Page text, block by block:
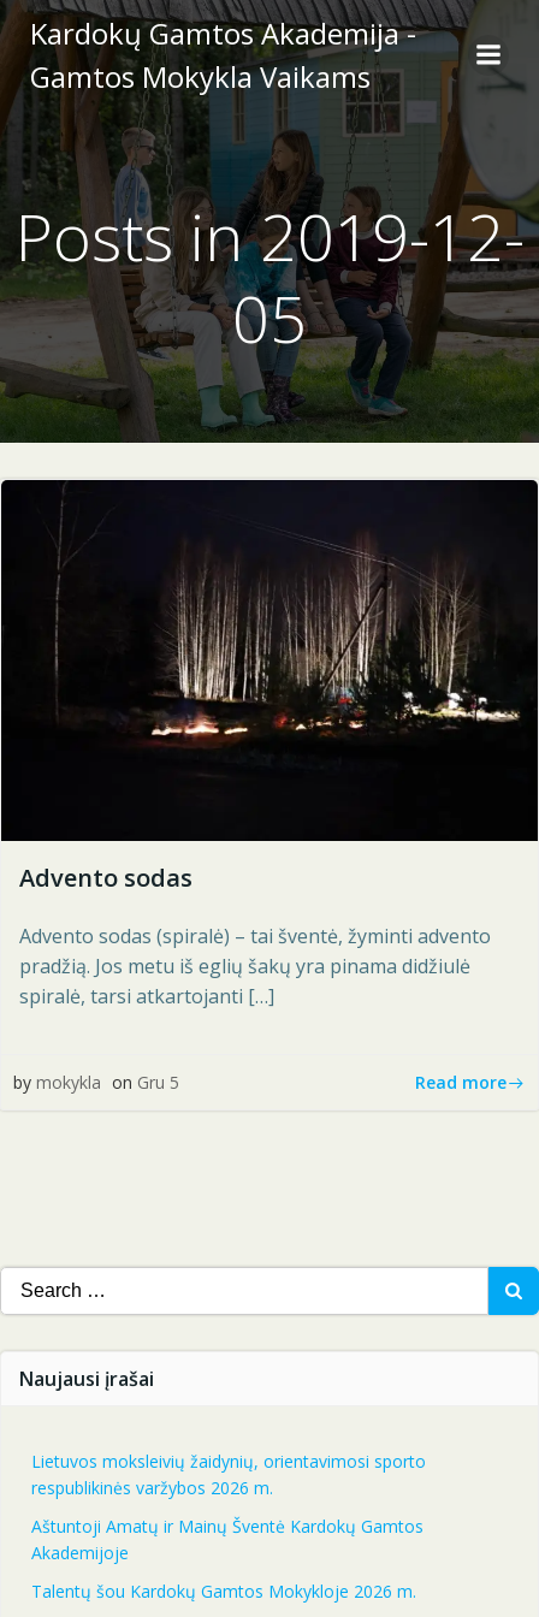
Skip
to
content
Kardokų Gamtos Akademija -
Gamtos Mokykla Vaikams
Posts in 2019-12-
05
Advento sodas
Advento sodas (spiralė) – tai šventė, žyminti advento
pradžią. Jos metu iš eglių šakų yra pinama didžiulė
spiralė, tarsi atkartojanti […]
by mokykla on Gru 5 Read more
Search
for:
Naujausi įrašai
Lietuvos moksleivių žaidynių, orientavimosi sporto
respublikinės varžybos 2026 m.
Aštuntoji Amatų ir Mainų Šventė Kardokų Gamtos
Akademijoje
Talentų šou Kardokų Gamtos Mokykloje 2026 m.